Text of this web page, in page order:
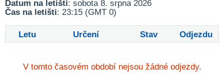
Datum na letišti: sobota 8. srpna 2026
Čas na letišti: 23:15 (GMT 0)
Letu Určení Stav Odjezdu
V tomto časovém období nejsou žádné odjezdy.